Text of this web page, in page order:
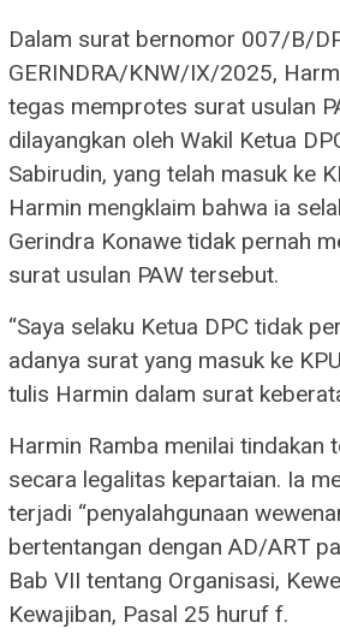
Dalam surat bernomor 007/B/
GERINDRA/KNW/IX/2025,
tegas memprotes surat usulan
dilayangkan oleh Wakil Ketua
Sabirudin, yang telah masuk ke
Harmin mengklaim bahwa ia
Gerindra Konawe tidak pernah
surat usulan PAW tersebut.
“Saya selaku Ketua DPC tidak
adanya surat yang masuk ke
tulis Harmin dalam surat
Harmin Ramba menilai tindakan
secara legalitas kepartaian. Ia
terjadi “penyalahgunaan
bertentangan dengan AD/ART
Bab VII tentang Organisasi,
Kewajiban, Pasal 25 huruf f.